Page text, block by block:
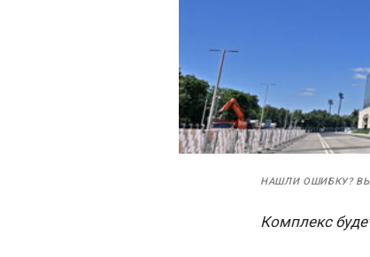
НАШЛИ ОШИБКУ?
Комплекс